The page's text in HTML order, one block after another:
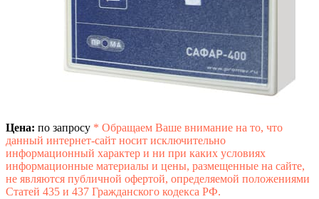
Цена: по запросу * Обращаем Ваше внимание на то, что
данный интернет-сайт носит исключительно
информационный характер и ни при каких условиях
информационные материалы и цены, размещенные на сайте,
не являются публичной офертой, определяемой положениями
Статей 435 и 437 Гражданского кодекса РФ.